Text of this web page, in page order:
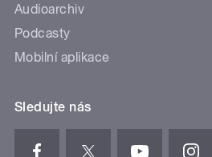
Audioarchiv
Podcasty
Mobilní aplikace
Sledujte nás